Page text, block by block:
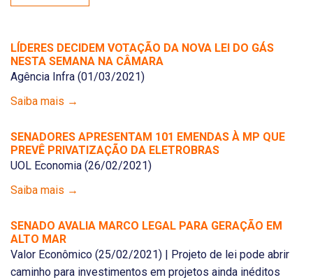
LÍDERES DECIDEM VOTAÇÃO DA NOVA LEI DO GÁS
NESTA SEMANA NA CÂMARA
Agência Infra (01/03/2021)
Saiba mais →
SENADORES APRESENTAM 101 EMENDAS À MP QUE
PREVÊ PRIVATIZAÇÃO DA ELETROBRAS
UOL Economia (26/02/2021)
Saiba mais →
SENADO AVALIA MARCO LEGAL PARA GERAÇÃO EM
ALTO MAR
Valor Econômico (25/02/2021) | Projeto de lei pode abrir
caminho para investimentos em projetos ainda inéditos